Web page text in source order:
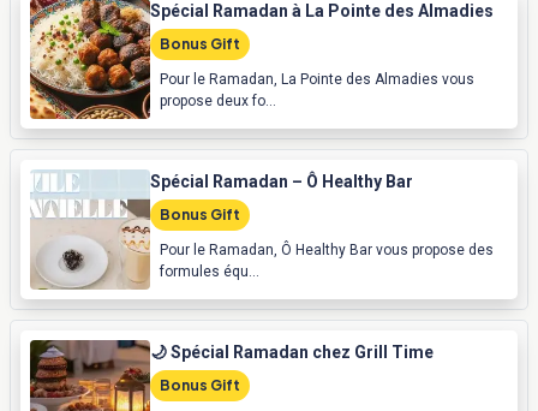
Spécial Ramadan à La Pointe des Almadies
Bonus Gift
Pour le Ramadan, La Pointe des Almadies vous
propose deux fo...
Spécial Ramadan – Ô Healthy Bar
Bonus Gift
Pour le Ramadan, Ô Healthy Bar vous propose des
formules équ...
🌙 Spécial Ramadan chez Grill Time
Bonus Gift